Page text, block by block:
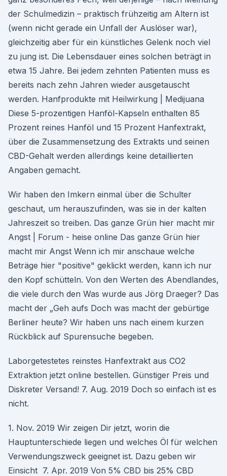
der Schulmedizin – praktisch frühzeitig am Altern ist
(wenn nicht gerade ein Unfall der Auslöser war),
gleichzeitig aber für ein künstliches Gelenk noch viel
zu jung ist. Die Lebensdauer eines solchen beträgt in
etwa 15 Jahre. Bei jedem zehnten Patienten muss es
bereits nach zehn Jahren wieder ausgetauscht
werden. Hanfprodukte mit Heilwirkung | Medijuana
Diese 5-prozentigen Hanföl-Kapseln enthalten 85
Prozent reines Hanföl und 15 Prozent Hanfextrakt,
über die Zusammensetzung des Extrakts und seinen
CBD-Gehalt werden allerdings keine detaillierten
Angaben gemacht.
Wir haben den Imkern einmal über die Schulter
geschaut, um herauszufinden, was sie in der kalten
Jahreszeit so treiben. Das ganze Grün hier macht mir
Angst | Forum - heise online Das ganze Grün hier
macht mir Angst Wenn ich mir anschaue welche
Beträge hier "positive" geklickt werden, kann ich nur
den Kopf schütteln. Von den Werten des Abendlandes,
die viele durch den Was wurde aus Jörg Draeger? Das
macht der „Geh aufs Doch was macht der gebürtige
Berliner heute? Wir haben uns nach einem kurzen
Rückblick auf Spurensuche begeben.
Laborgetestetes reinstes Hanfextrakt aus CO2
Extraktion jetzt online bestellen. Günstiger Preis und
Diskreter Versand! 7. Aug. 2019 Doch so einfach ist es
nicht.
1. Nov. 2019 Wir zeigen Dir jetzt, worin die
Hauptunterschiede liegen und welches Öl für welchen
Verwendungszweck geeignet ist. Dazu geben wir
Einsicht 7. Apr. 2019 Von 5% CBD bis 25% CBD